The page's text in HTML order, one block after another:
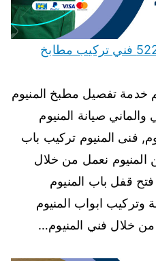
فني المنيوم الواحة 52227343 فني تركيب مطابخ
خدمة تفصيل مطبخ المنيوم
صيانة المنيوم
فنى المنيوم تركيب باب
المنيوم نعمل من خلال
قفل باب المنيوم
وتركيب ابواب المنيوم
خلال فني المنيوم…